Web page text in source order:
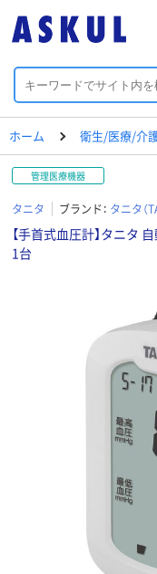
ホーム 衛生/医療/介
管理医療機器
タニタ ブランド： タニタ（
【手首式血圧計】タニタ
1台